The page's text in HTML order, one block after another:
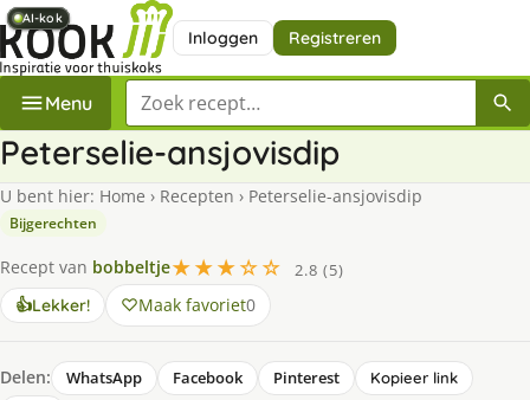
Inloggen Registreren
Menu Zoek een recept
Peterselie-ansjovisdip
U bent hier: Home › Recepten › Peterselie-ansjovisdip
Bijgerechten
Recept van bobbeltje★★★☆☆
2.8 (5)
👍Lekker! Maak favoriet0
Delen: WhatsApp Facebook Pinterest
Kopieer link
AI-kok
AI-kok
AI-kok
AI-kok
AI-kok